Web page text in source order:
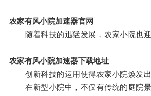
农家有风小院加速器官网
随着科技的迅猛发展，农家小院也迎
农家有风小院加速器下载地址
创新科技的运用使得农家小院焕发出
在新型小院中，不仅有传统的庭院景